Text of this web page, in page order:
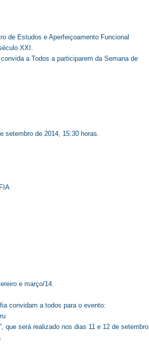
de Estudos e Aperfeiçoamento Funcional
XXI.
a Todos a participarem da Semana de
setembro de 2014, 15:30 horas.
e março/14.
convidam a todos para o evento:
que será realizado nos dias 11 e 12 de setembro.